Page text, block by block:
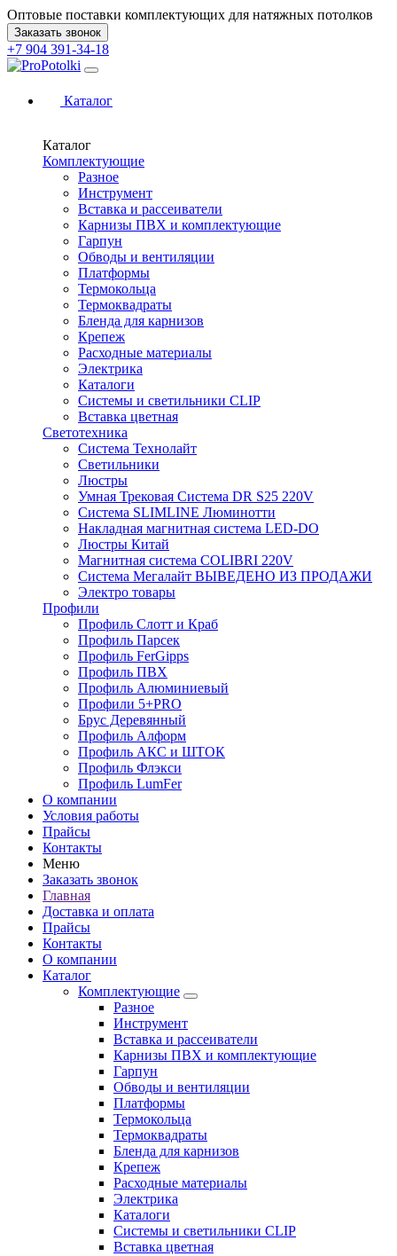
Оптовые поставки комплектующих для натяжных потолков
Заказать звонок
+7 904 391-34-18
Каталог
Каталог
Комплектующие
Разное
Инструмент
Вставка и рассеиватели
Карнизы ПВХ и комплектующие
Гарпун
Обводы и вентиляции
Платформы
Термокольца
Термоквадраты
Бленда для карнизов
Крепеж
Расходные материалы
Электрика
Каталоги
Системы и светильники CLIP
Вставка цветная
Светотехника
Система Технолайт
Светильники
Люстры
Умная Трековая Система DR S25 220V
Система SLIMLINE Люминотти
Накладная магнитная система LED-DO
Люстры Китай
Магнитная система COLIBRI 220V
Система Мегалайт ВЫВЕДЕНО ИЗ ПРОДАЖИ
Электро товары
Профили
Профиль Слотт и Краб
Профиль Парсек
Профиль FerGipps
Профиль ПВХ
Профиль Алюминиевый
Профили 5+PRO
Брус Деревянный
Профиль Алформ
Профиль АКС и ШТОК
Профиль Флэкси
Профиль LumFer
О компании
Условия работы
Прайсы
Контакты
Меню
Заказать звонок
Главная
Доставка и оплата
Прайсы
Контакты
О компании
Каталог
Комплектующие
Разное
Инструмент
Вставка и рассеиватели
Карнизы ПВХ и комплектующие
Гарпун
Обводы и вентиляции
Платформы
Термокольца
Термоквадраты
Бленда для карнизов
Крепеж
Расходные материалы
Электрика
Каталоги
Системы и светильники CLIP
Вставка цветная